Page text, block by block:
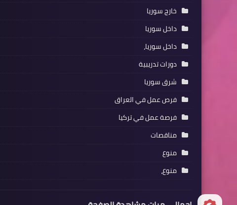
خارج سوريا
داخل سوريا
داخل سوريا،
دورات تدريبية
شرق سوريا
فرص عمل في العراق
فرصة عمل في تركيا
مناقصات
منوع
منوع،